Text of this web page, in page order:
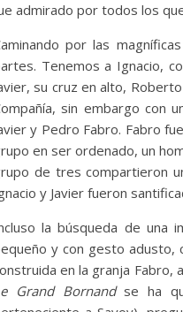
admirado por todos los
por las
Tenemos a Ignacio,
su cruz en alto,
sin embargo con
y Pedro Fabro. Fabro
en ser ordenado, un
de tres compartieron
y Javier fueron
la búsqueda de una
y con gesto adusto,
en la granja Fabro,
Grand Bornandse ha